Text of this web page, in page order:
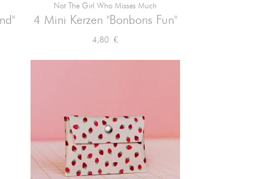
Not The Girl Who Misses Much
4 Mini Kerzen "Bonbons Fun"
Preis
4,80 €
Vorschau